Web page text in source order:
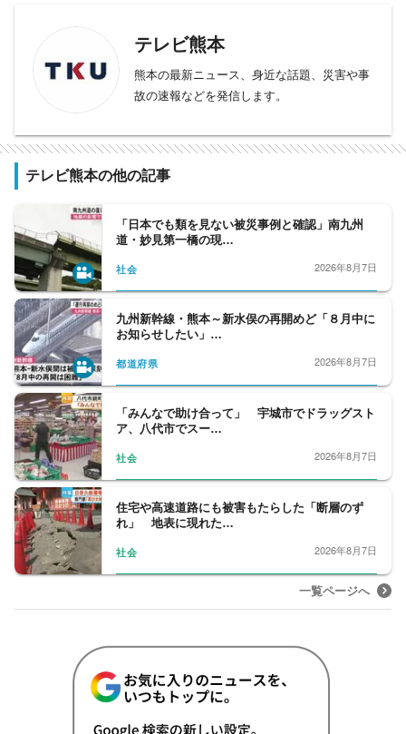
テレビ熊本
熊本の最新ニュース、身近な話題、災害や事
故の速報などを発信します。
テレビ熊本の他の記事
「日本でも類を見ない被災事例と確認」南九州
道・妙見第一橋の現…
社会 2026年8月7日
九州新幹線・熊本～新水俣の再開めど「８月中に
お知らせしたい」…
都道府県 2026年8月7日
「みんなで助け合って」 宇城市でドラッグスト
ア、八代市でスー…
社会 2026年8月7日
住宅や高速道路にも被害もたらした「断層のず
れ」 地表に現れた…
社会 2026年8月7日
一覧ページへ